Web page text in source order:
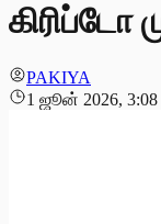
கிரிப்டோ
PAKIYA
1 ஜூன் 2026,